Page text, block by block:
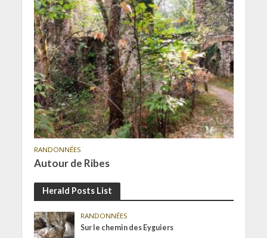
RANDONNÉES
Autour de Ribes
Herald Posts List
RANDONNÉES
Sur le chemin des Eyguiers